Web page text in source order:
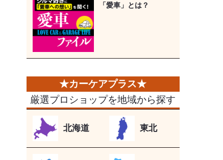
「愛車」とは？
厳選プロショップを地域から探す
北海道 東北